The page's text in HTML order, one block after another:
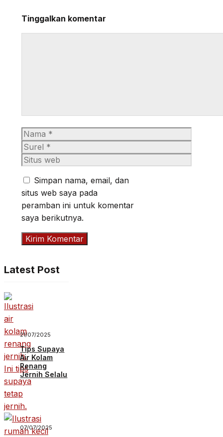
Tinggalkan komentar
Nama
Surel
Situs
Simpan nama, email, dan
situs web saya pada
peramban ini untuk komentar
saya berikutnya.
Latest Post
21/07/2025
Tips Supaya
Air Kolam
Renang
Jernih Selalu
07/07/2025